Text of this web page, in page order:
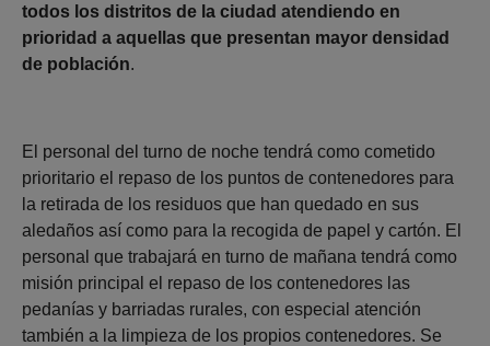
todos los distritos de la ciudad atendiendo en
prioridad a aquellas que presentan mayor densidad
de población.
El personal del turno de noche tendrá como cometido
prioritario el repaso de los puntos de contenedores para
la retirada de los residuos que han quedado en sus
aledaños así como para la recogida de papel y cartón. El
personal que trabajará en turno de mañana tendrá como
misión principal el repaso de los contenedores las
pedanías y barriadas rurales, con especial atención
también a la limpieza de los propios contenedores. Se